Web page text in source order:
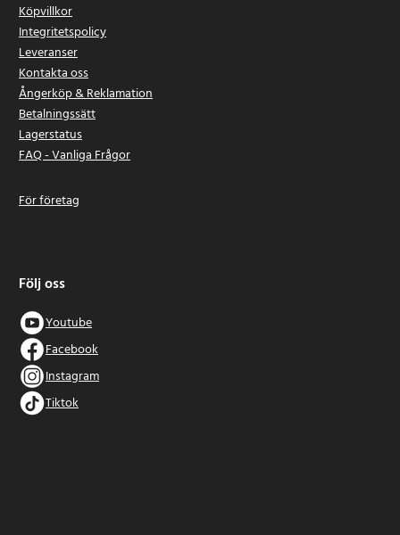
Köpvillkor
Integritetspolicy
Leveranser
Kontakta oss
Ångerköp & Reklamation
Betalningssätt
Lagerstatus
FAQ - Vanliga Frågor
För företag
Följ oss
Youtube
Facebook
Instagram
Tiktok